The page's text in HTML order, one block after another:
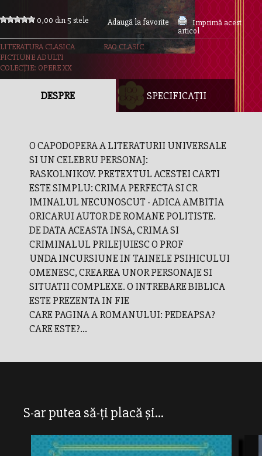
0,00 din 5 stele Adaugă la favorite
Imprimă acest
articol
LITERATURA CLASICA
RAO CLASIC
FICTIUNE ADULTI
COLECȚIE: OPERE XX
DESPRE SPECIFICAȚII
O CAPODOPERA A LITERATURII UNIVERSALE
SI UN CELEBRU PERSONAJ:
RASKOLNIKOV. PRETEXTUL ACESTEI CARTI
ESTE SIMPLU: CRIMA PERFECTA SI CR
IMINALUL NECUNOSCUT - ADICA AMBITIA
ORICARUI AUTOR DE ROMANE POLITISTE.
DE DATA ACEASTA INSA, CRIMA SI
CRIMINALUL PRILEJUIESC O PROF
UNDA INCURSIUNE IN TAINELE PSIHICULUI
OMENESC, CREAREA UNOR PERSONAJE SI
SITUATII COMPLEXE. O INTREBARE BIBLICA
ESTE PREZENTA IN FIE
CARE PAGINA A ROMANULUI: PEDEAPSA?
CARE ESTE?...
S-ar putea să-ți placă și...